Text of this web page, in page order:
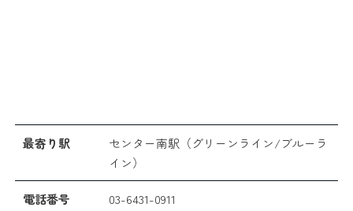
最寄り駅
センター南駅（グリーンライン/ブルーラ
イン）
電話番号 03-6431-0911